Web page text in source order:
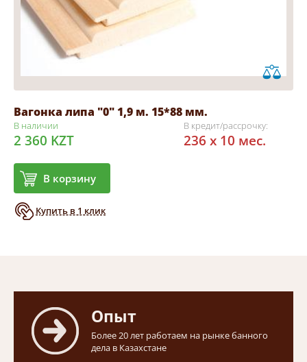
Вагонка липа "0" 1,9 м. 15*88 мм.
В наличии
2 360 KZT
В корзину
Купить в 1 клик
В кредит/рассрочку:
236 x 10 мес.
Опыт
Более 20 лет работаем на рынке банного
дела в Казахстане